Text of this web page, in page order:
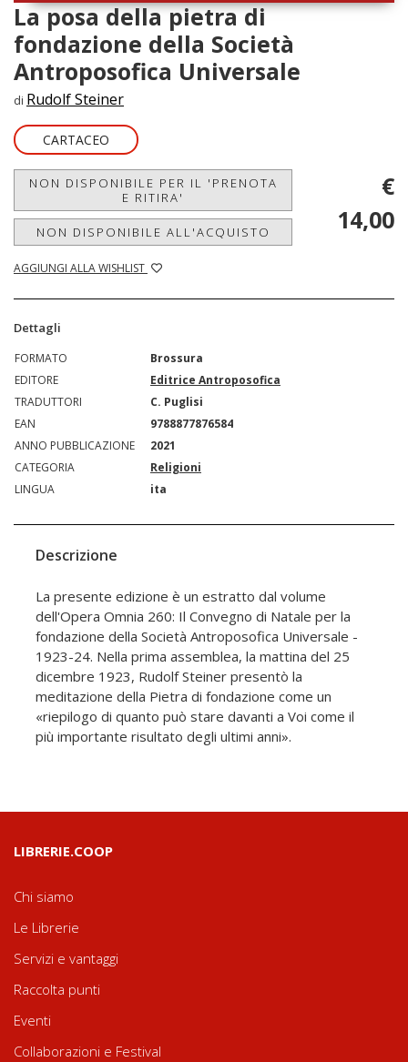
La posa della pietra di
fondazione della Società
Antroposofica Universale
di Rudolf Steiner
CARTACEO
NON DISPONIBILE PER IL 'PRENOTA
E RITIRA'
NON DISPONIBILE ALL'ACQUISTO
AGGIUNGI ALLA WISHLIST
€
14,00
Dettagli
FORMATO
Brossura
EDITORE
Editrice Antroposofica
TRADUTTORI
C. Puglisi
EAN
9788877876584
ANNO PUBBLICAZIONE
2021
CATEGORIA
Religioni
LINGUA
ita
Descrizione
La presente edizione è un estratto dal volume
dell'Opera Omnia 260: Il Convegno di Natale per la
fondazione della Società Antroposofica Universale -
1923-24. Nella prima assemblea, la mattina del 25
dicembre 1923, Rudolf Steiner presentò la
meditazione della Pietra di fondazione come un
«riepilogo di quanto può stare davanti a Voi come il
più importante risultato degli ultimi anni».
LIBRERIE.COOP
Chi siamo
Le Librerie
Servizi e vantaggi
Raccolta punti
Eventi
Collaborazioni e Festival